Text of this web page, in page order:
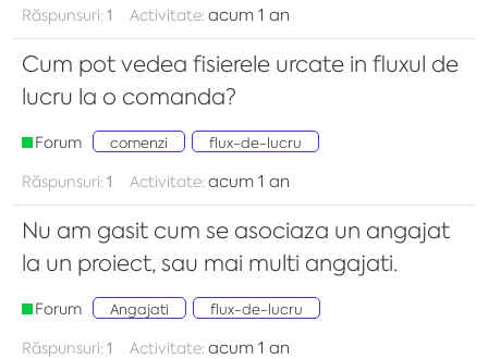
Răspunsuri: 1 Activitate: acum 1 an
Cum pot vedea fisierele urcate in fluxul de
lucru la o comanda?
Forum comenzi flux-de-lucru
Răspunsuri: 1 Activitate: acum 1 an
Nu am gasit cum se asociaza un angajat
la un proiect, sau mai multi angajati.
Forum Angajati flux-de-lucru
Răspunsuri: 1 Activitate: acum 1 an